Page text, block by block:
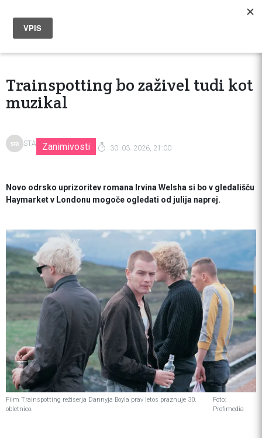
Trainspotting bo zaživel tudi kot
muzikal
STA Zanimivosti 30. 03. 2026, 21:00
Novo odrsko uprizoritev romana Irvina Welsha si bo v gledališču
Haymarket v Londonu mogoče ogledati od julija naprej.
Film Trainspotting režiserja Dannyja Boyla prav letos praznuje 30.
obletnico.
Foto:
Profimedia